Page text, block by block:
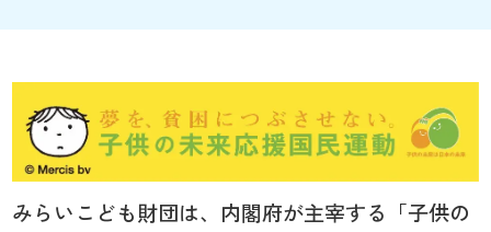
みらいこども財団は、内閣府が主宰する「子供の